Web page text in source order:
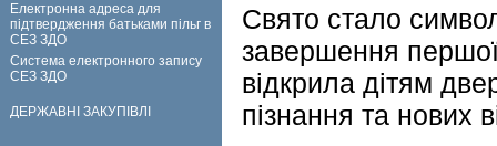
Електронна адреса для
підтвердження батьками пільг в
СЕЗ ЗДО
Система електронного запису
СЕЗ ЗДО
ДЕРЖАВНІ ЗАКУПІВЛІ
Свято стало
завершення
відкрила дітям
пізнання та нових